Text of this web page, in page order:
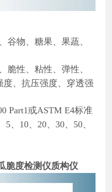
谷物、糖果、果蔬、
脆性、粘性、弹性、
、抗压强度、穿透强
Part1或ASTM E4标准
、10、20、30、50、
脆度检测仪质构仪